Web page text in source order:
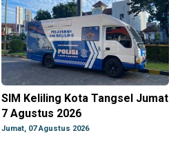
SIM Keliling Kota Tangsel Jumat
7 Agustus 2026
Jumat, 07 Agustus 2026